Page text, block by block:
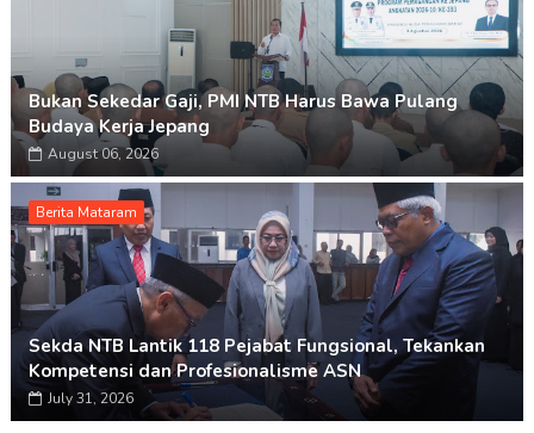
Bukan Sekedar Gaji, PMI NTB Harus Bawa Pulang
Budaya Kerja Jepang
August 06, 2026
Berita Mataram
Sekda NTB Lantik 118 Pejabat Fungsional, Tekankan
Kompetensi dan Profesionalisme ASN
July 31, 2026